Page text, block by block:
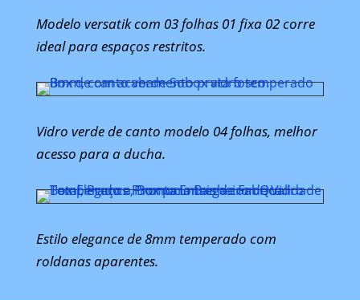
Modelo versatik com 03 folhas 01 fixa 02 corre
ideal para espaços restritos.
Vidro verde de canto modelo 04 folhas, melhor
acesso para a ducha.
Estilo elegance de 8mm temperado com
roldanas aparentes.